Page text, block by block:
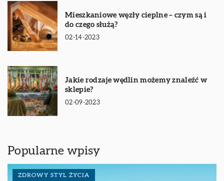
Mieszkaniowe węzły cieplne – czym są i
do czego służą?
02-14-2023
Jakie rodzaje wędlin możemy znaleźć w
sklepie?
02-09-2023
Popularne wpisy
ZDROWY STYL ŻYCIA